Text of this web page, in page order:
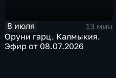
8 июля
13 мин
Оруни гарц. Калмыкия.
Эфир от 08.07.2026